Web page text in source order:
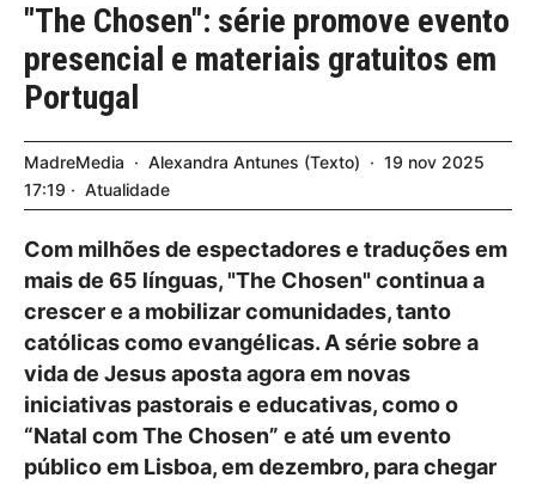
"The Chosen": série promove evento
presencial e materiais gratuitos em
Portugal
MadreMedia Alexandra Antunes Texto 19 nov 2025
17:19
Atualidade
Com milhões de espectadores e traduções em
mais de 65 línguas, "The Chosen" continua a
crescer e a mobilizar comunidades, tanto
católicas como evangélicas. A série sobre a
vida de Jesus aposta agora em novas
iniciativas pastorais e educativas, como o
“Natal com The Chosen” e até um evento
público em Lisboa, em dezembro, para chegar